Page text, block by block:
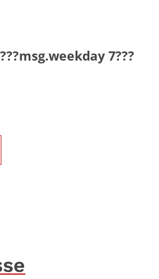
???msg.weekday 7???